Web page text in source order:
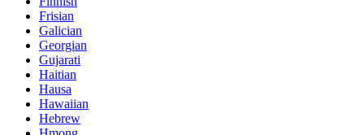
Frisian
Galician
Georgian
Gujarati
Haitian
Hausa
Hawaiian
Hebrew